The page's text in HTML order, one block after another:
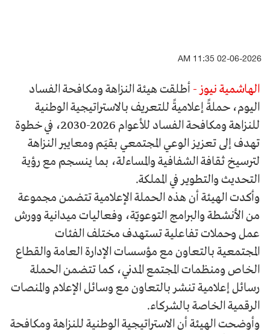
02-06-2026 11:35 AM
الهاشمية نيوز - أطلقت هيئة النزاهة ومكافحة الفساد
اليوم، حملةً إعلاميةً للتعريف بالاستراتيجية الوطنية
للنزاهة ومكافحة الفساد للأعوام 2026-2030، في خطوة
تهدف إلى تعزيز الوعي المجتمعي بقيَم ومعايير النزاهة
لترسيخ ثقافة الشفافية والمساءلة، بما ينسجم مع رؤية
التحديث والتطوير في المملكة.
وأكدت الهيئة أن هذه الحملة الإعلامية تتضمن مجموعة
من الأنشطة والبرامج التوعويّة، وفعاليات ميدانية وورش
عمل وحملات تفاعلية تستهدف مختلف الفئات
المجتمعية بالتعاون مع مؤسسات الإدارة العامة والقطاع
الخاص ومنظمات المجتمع المدني، كما تتضمن الحملة
رسائل إعلامية تنشر بالتعاون مع وسائل الإعلام والمنصات
الرقمية الخاصة بالشركاء.
وأوضحت الهيئة أن الاستراتيجية الوطنية للنزاهة ومكافحة